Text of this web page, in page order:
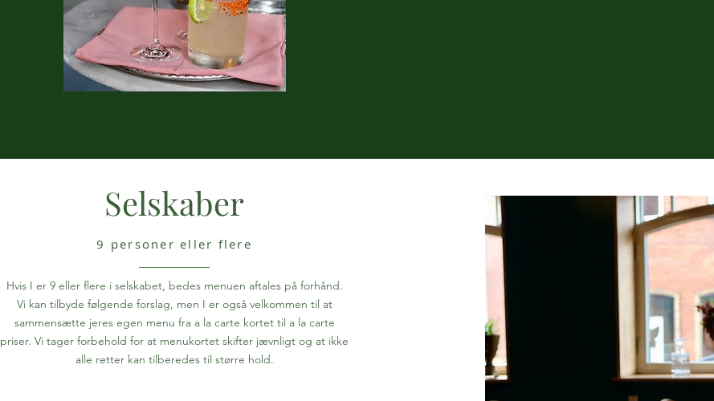
Selskaber
9 personer eller flere
Hvis I er 9 eller flere i selskabet, bedes menuen aftales på forhånd.
Vi kan tilbyde følgende forslag, men I er også velkommen til at
sammensætte jeres egen menu fra a la carte kortet til a la carte
priser. Vi tager forbehold for at menukortet skifter jævnligt og at ikke
alle retter kan tilberedes til større hold.